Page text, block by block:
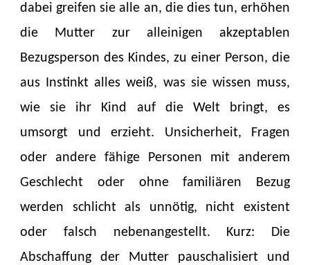
dabei greifen sie alle an, die dies tun, erhöhen
die Mutter zur alleinigen akzeptablen
Bezugsperson des Kindes, zu einer Person, die
aus Instinkt alles weiß, was sie wissen muss,
wie sie ihr Kind auf die Welt bringt, es
umsorgt und erzieht. Unsicherheit, Fragen
oder andere fähige Personen mit anderem
Geschlecht oder ohne familiären Bezug
werden schlicht als unnötig, nicht existent
oder falsch nebenangestellt. Kurz: Die
Abschaffung der Mutter pauschalisiert und